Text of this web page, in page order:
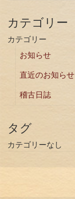
カテゴリー
カテゴリー
お知らせ
直近のお知らせ
稽古日誌
タグ
カテゴリーなし